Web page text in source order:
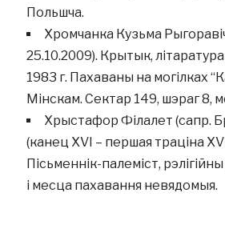
Польшча.
Хромчанка Кузьма
25.10.2009). Крытык,
1983 г. Пахаваны на могілках
Мінскам. Сектар 149, шэраг 8,
Хрыстафор Філалет (сапр.
(канец ХVI – першая траціна
Пісьменнік-палеміст,
і месца пахавання невядомыя.